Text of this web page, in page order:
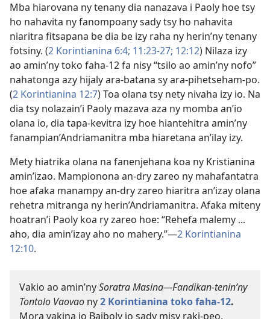
Mba hiarovana ny tenany dia nanazava i Paoly hoe tsy
ho nahavita ny fanompoany sady tsy ho nahavita
niaritra fitsapana be dia be izy raha ny herin’ny tenany
fotsiny. (2 Korintianina 6:4; 11:23-27; 12:12) Nilaza izy
ao amin’ny toko faha-12 fa nisy “tsilo ao amin’ny nofo”
nahatonga azy hijaly ara-batana sy ara-pihetseham-po.
(2 Korintianina 12:7) Toa olana tsy nety nivaha izy io. Na
dia tsy nolazain’i Paoly mazava aza ny momba an’io
olana io, dia tapa-kevitra izy hoe hiantehitra amin’ny
fanampian’Andriamanitra mba hiaretana an’ilay izy.
Mety hiatrika olana na fanenjehana koa ny Kristianina
amin’izao. Mampionona an-dry zareo ny mahafantatra
hoe afaka manampy an-dry zareo hiaritra an’izay olana
rehetra mitranga ny herin’Andriamanitra. Afaka miteny
hoatran’i Paoly koa ry zareo hoe: “Rehefa malemy ...
aho, dia amin’izay aho no mahery.”​—2 Korintianina
12:10.
Vakio ao amin’nySoratra Masina​—Fandikan-tenin’ny
Tontolo Vaovao ny2 Korintianina toko faha-​12.
Mora vakina io Baiboly io sady misy raki-peo,